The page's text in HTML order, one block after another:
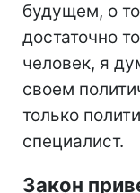
будущем, о
достаточно
человек, я
своем
только
специалист.
Закон